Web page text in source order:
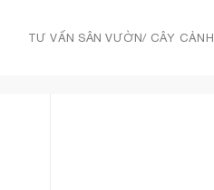
TƯ VẤN SÂN VƯỜN/ CÂY CẢNH